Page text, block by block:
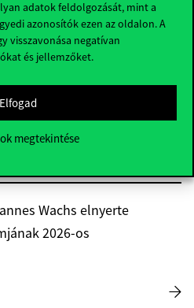
adatok feldolgozását, mint a
azonosítók ezen az oldalon. A
visszavonása negatívan
és jellemzőket.
Elfogad
megtekintése
százezer
egyénenként
Wachs elnyerte
2026-os